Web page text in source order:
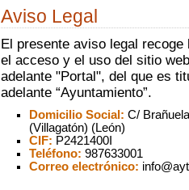
Aviso Legal
El presente aviso legal
el acceso y el uso del sitio
adelante "Portal", del que es
adelante “Ayuntamiento”.
Domicilio Social: C/
(Villagatón) (León)
CIF: P2421400I
Teléfono: 987633001
Correo electrónico: